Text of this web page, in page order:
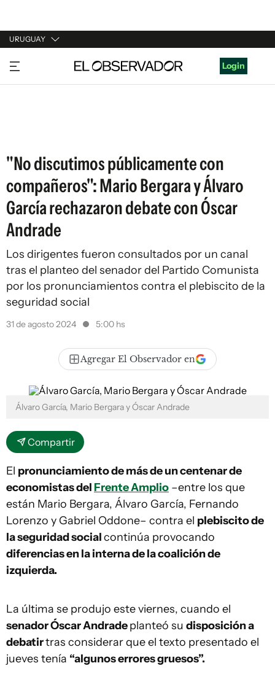
URUGUAY
URUGUAY
ARGENTINA
Login
"No discutimos públicamente con
compañeros": Mario Bergara y Álvaro
García rechazaron debate con Óscar
Andrade
Los dirigentes fueron consultados por un canal
tras el planteo del senador del Partido Comunista
por los pronunciamientos contra el plebiscito de la
seguridad social
31 de agosto 2024 5:00 hs
Agregar El Observador en
Álvaro García, Mario Bergara y Óscar Andrade
Compartir
El pronunciamiento de más de un centenar de
economistas delFrente Amplio –entre los que
están Mario Bergara, Álvaro García, Fernando
Lorenzo y Gabriel Oddone– contra el plebiscito de
la seguridad socialcontinúa provocando
diferencias en la interna de la coalición de
izquierda.
La última se produjo este viernes, cuando el
senador Óscar Andradeplanteó su disposición a
debatirtras considerar que el texto presentado el
jueves tenía “algunos errores gruesos”.